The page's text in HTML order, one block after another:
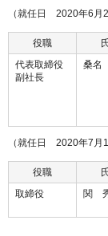
（就任日 2020年6月
役職
代表取締役
副社長
桑名
（就任日 2020年7月1
役職
取締役
関